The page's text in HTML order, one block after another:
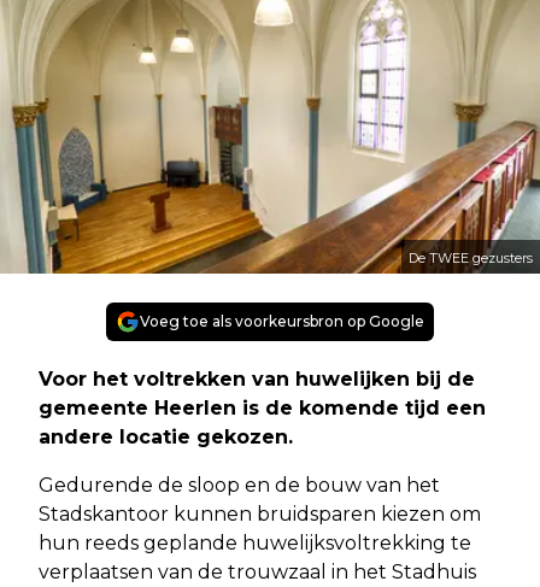
De TWEE gezusters
Voeg toe als voorkeursbron op Google
Voor het voltrekken van huwelijken bij de
gemeente Heerlen is de komende tijd een
andere locatie gekozen.
Gedurende de sloop en de bouw van het
Stadskantoor kunnen bruidsparen kiezen om
hun reeds geplande huwelijksvoltrekking te
verplaatsen van de trouwzaal in het Stadhuis